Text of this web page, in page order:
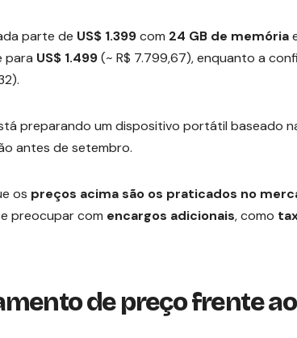
parte de US$ 1.399com 24 GB de memória
para US$ 1.499(~ R$ 7.799,67), enquanto a
preparando um dispositivo portátil baseado
antes de setembro.
os preços acima são os praticados no
preocupar com encargos adicionais, como
de preço frente